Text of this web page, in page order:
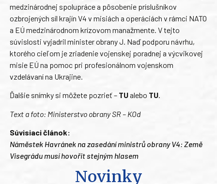
medzinárodnej spolupráce a pôsobenie príslušníkov
ozbrojených síl krajín V4 v misiách a operáciách v rámci NATO
a EÚ medzinárodnom krízovom manažmente. V tejto
súvislosti vyjadril minister obrany J. Naď podporu návrhu,
ktorého cieľom je zriadenie vojenskej poradnej a výcvikovej
misie EÚ na pomoc pri profesionálnom vojenskom
vzdelávaní na Ukrajine.
Ďalšie snímky si môžete pozrieť – TUalebo TU.
Text a foto: Ministerstvo obrany SR – KOd
Súvisiaci článok:
Náměstek Havránek na zasedání ministrů obrany V4: Země
Visegrádu musí hovořit stejným hlasem
Novinky